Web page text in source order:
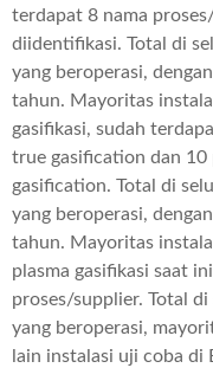
terdapat 8 nama
diidentifikasi. Total di
yang beroperasi,
tahun. Mayoritas
gasifikasi, sudah
true gasification dan 10
gasification. Total di
yang beroperasi,
tahun. Mayoritas
plasma gasifikasi saat
proses/supplier. Total
yang beroperasi,
lain instalasi uji coba di